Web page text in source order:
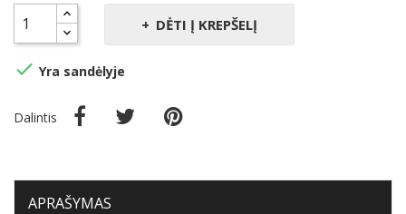
DĖTI Į KREPŠELĮ
 Yra sandėlyje
Dalintis
APRAŠYMAS